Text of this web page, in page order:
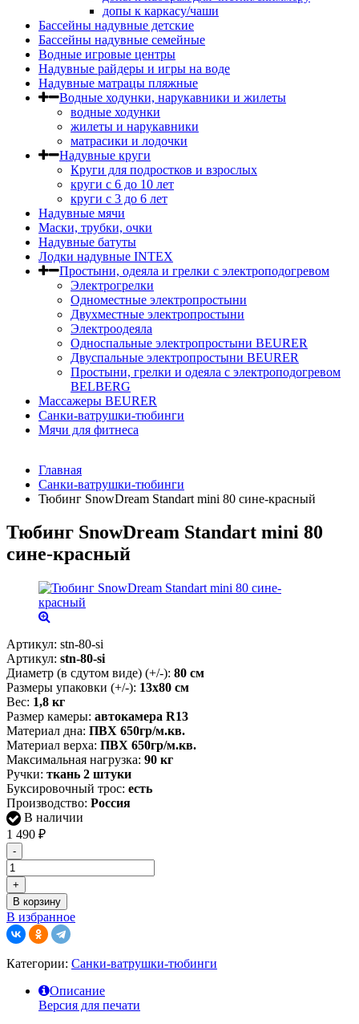
допы к каркасу/чаши
Бассейны надувные детские
Бассейны надувные семейные
Водные игровые центры
Надувные райдеры и игры на воде
Надувные матрацы пляжные
Водные ходунки, нарукавники и жилеты
водные ходунки
жилеты и нарукавники
матрасики и лодочки
Надувные круги
Круги для подростков и взрослых
круги с 6 до 10 лет
круги c 3 до 6 лет
Надувные мячи
Маски, трубки, очки
Надувные батуты
Лодки надувные INTEX
Простыни, одеяла и грелки с электроподогревом
Электрогрелки
Одноместные электропростыни
Двухместные электропростыни
Электроодеяла
Односпальные электропростыни BEURER
Двуспальные электропростыни BEURER
Простыни, грелки и одеяла с электроподогревом
BELBERG
Массажеры BEURER
Санки-ватрушки-тюбинги
Мячи для фитнеса
Главная
Санки-ватрушки-тюбинги
Тюбинг SnowDream Standart mini 80 сине-красный
Тюбинг SnowDream Standart mini 80
сине-красный
Артикул: stn-80-si
Артикул: stn-80-si
Диаметр (в сдутом виде) (+/-): 80 см
Размеры упаковки (+/-): 13х80 см
Вес: 1,8 кг
Размер камеры: автокамера R13
Материал дна: ПВХ 650гр/м.кв.
Материал верха: ПВХ 650гр/м.кв.
Максимальная нагрузка: 90 кг
Ручки: ткань 2 штуки
Буксировочный трос: есть
Производство: Россия
В наличии
1 490 ₽
-
+
В корзину
В избранное
Категории: Санки-ватрушки-тюбинги
Описание
Версия для печати